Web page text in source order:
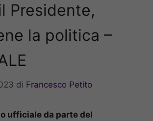
Presidente,
la politica –
di Francesco Petito
ufficiale da parte del